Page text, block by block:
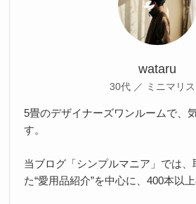
wataru
30代 ／ ミニマリス
5畳のデザイナーズワンルームで、
す。
当ブログ「シンプルマニア」では、
た“愛用品紹介”を中心に、400本以